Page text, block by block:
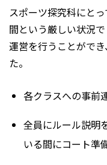
スポーツ探究科にと
間という厳しい状況
運営を行うことがで
た。
各クラスへの事前
全員にルール説明
いる間にコート準